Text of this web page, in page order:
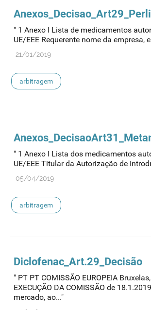
" 1 Anexo I Lista de medicamentos
UE/EEE Requerente nome da empresa,
21/01/2019
arbitragem
" 1 Anexo I Lista dos medicamentos
UE/EEE Titular da Autorização de
05/04/2019
arbitragem
Diclofenac_Art.29_Decisão
" PT PT COMISSÃO EUROPEIA
EXECUÇÃO DA COMISSÃO de
mercado, ao..."